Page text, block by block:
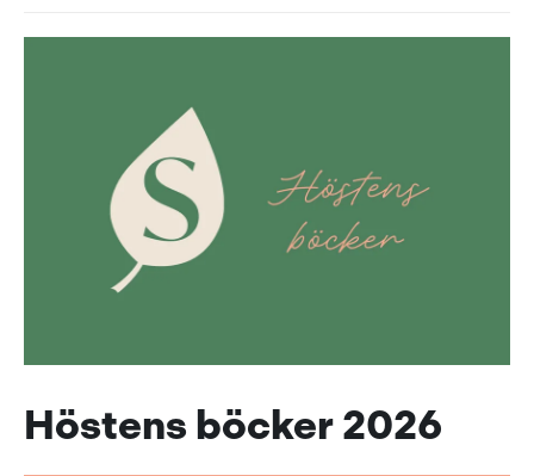
Höstens böcker 2026